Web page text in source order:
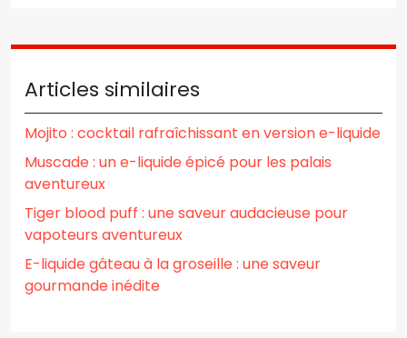
Articles similaires
Mojito : cocktail rafraîchissant en version e-liquide
Muscade : un e-liquide épicé pour les palais
aventureux
Tiger blood puff : une saveur audacieuse pour
vapoteurs aventureux
E-liquide gâteau à la groseille : une saveur
gourmande inédite